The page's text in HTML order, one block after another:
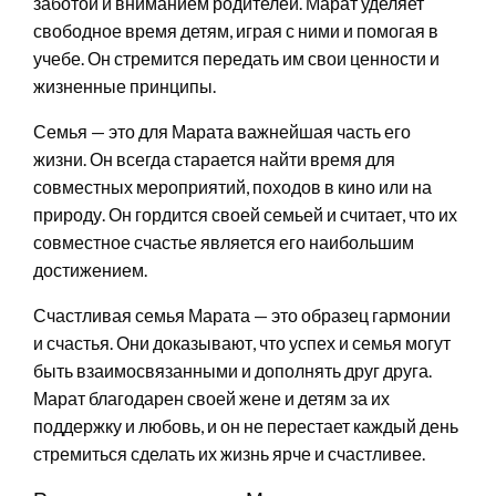
свободное время детям, играя с ними и помогая в
учебе. Он стремится передать им свои ценности и
жизненные принципы.
Семья — это для Марата важнейшая часть его
жизни. Он всегда старается найти время для
совместных мероприятий, походов в кино или на
природу. Он гордится своей семьей и считает, что их
совместное счастье является его наибольшим
достижением.
Счастливая семья Марата — это образец гармонии
и счастья. Они доказывают, что успех и семья могут
быть взаимосвязанными и дополнять друг друга.
Марат благодарен своей жене и детям за их
поддержку и любовь, и он не перестает каждый день
стремиться сделать их жизнь ярче и счастливее.